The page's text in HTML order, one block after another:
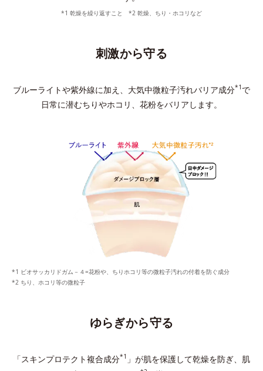
*1 乾燥を繰り返すこと *2 乾燥、ちり・ホコリなど
刺激から守る
ブルーライトや紫外線に加え、大気中微粒子汚れバリア成分*1 で
日常に潜むちりやホコリ、花粉をバリアします。
ビオサッカリドガム－４=花粉や、ちりホコリ等の微粒子汚れの付着を防ぐ成分
ちり、ホコリ等の微粒子
ゆらぎから守る
「スキンプロテクト複合成分*1 」が肌を保護して乾燥を防ぎ、 肌